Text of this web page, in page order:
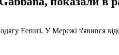
Ferrari. У Мережі з'явився